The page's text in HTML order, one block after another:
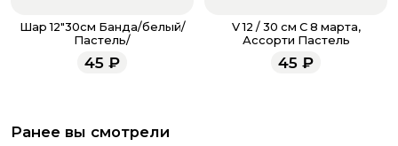
Шар 12"30см Банда/белый/
Пастель/
45 ₽
V 12 / 30 см С 8 марта,
Ассорти Пастель
45 ₽
Ранее вы смотрели